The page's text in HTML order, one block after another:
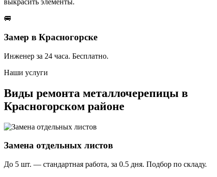
выкрасить элементы.
🚐
Замер в Красногорске
Инженер за 24 часа. Бесплатно.
Наши услуги
Виды ремонта металлочерепицы в
Красногорском районе
Замена отдельных листов
До 5 шт. — стандартная работа, за 0.5 дня. Подбор по складу.